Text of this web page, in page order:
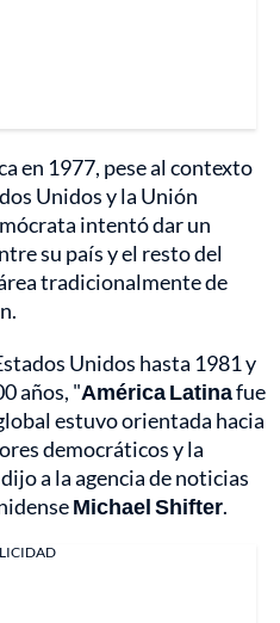
en 1977, pese al contexto
Unidos y la Unión
intentó dar un
su país y el resto del
tradicionalmente de
Unidos hasta 1981 y
años, "América Latinafue
estuvo orientada hacia
democráticos y la
a la agencia de noticias
Michael Shifter.